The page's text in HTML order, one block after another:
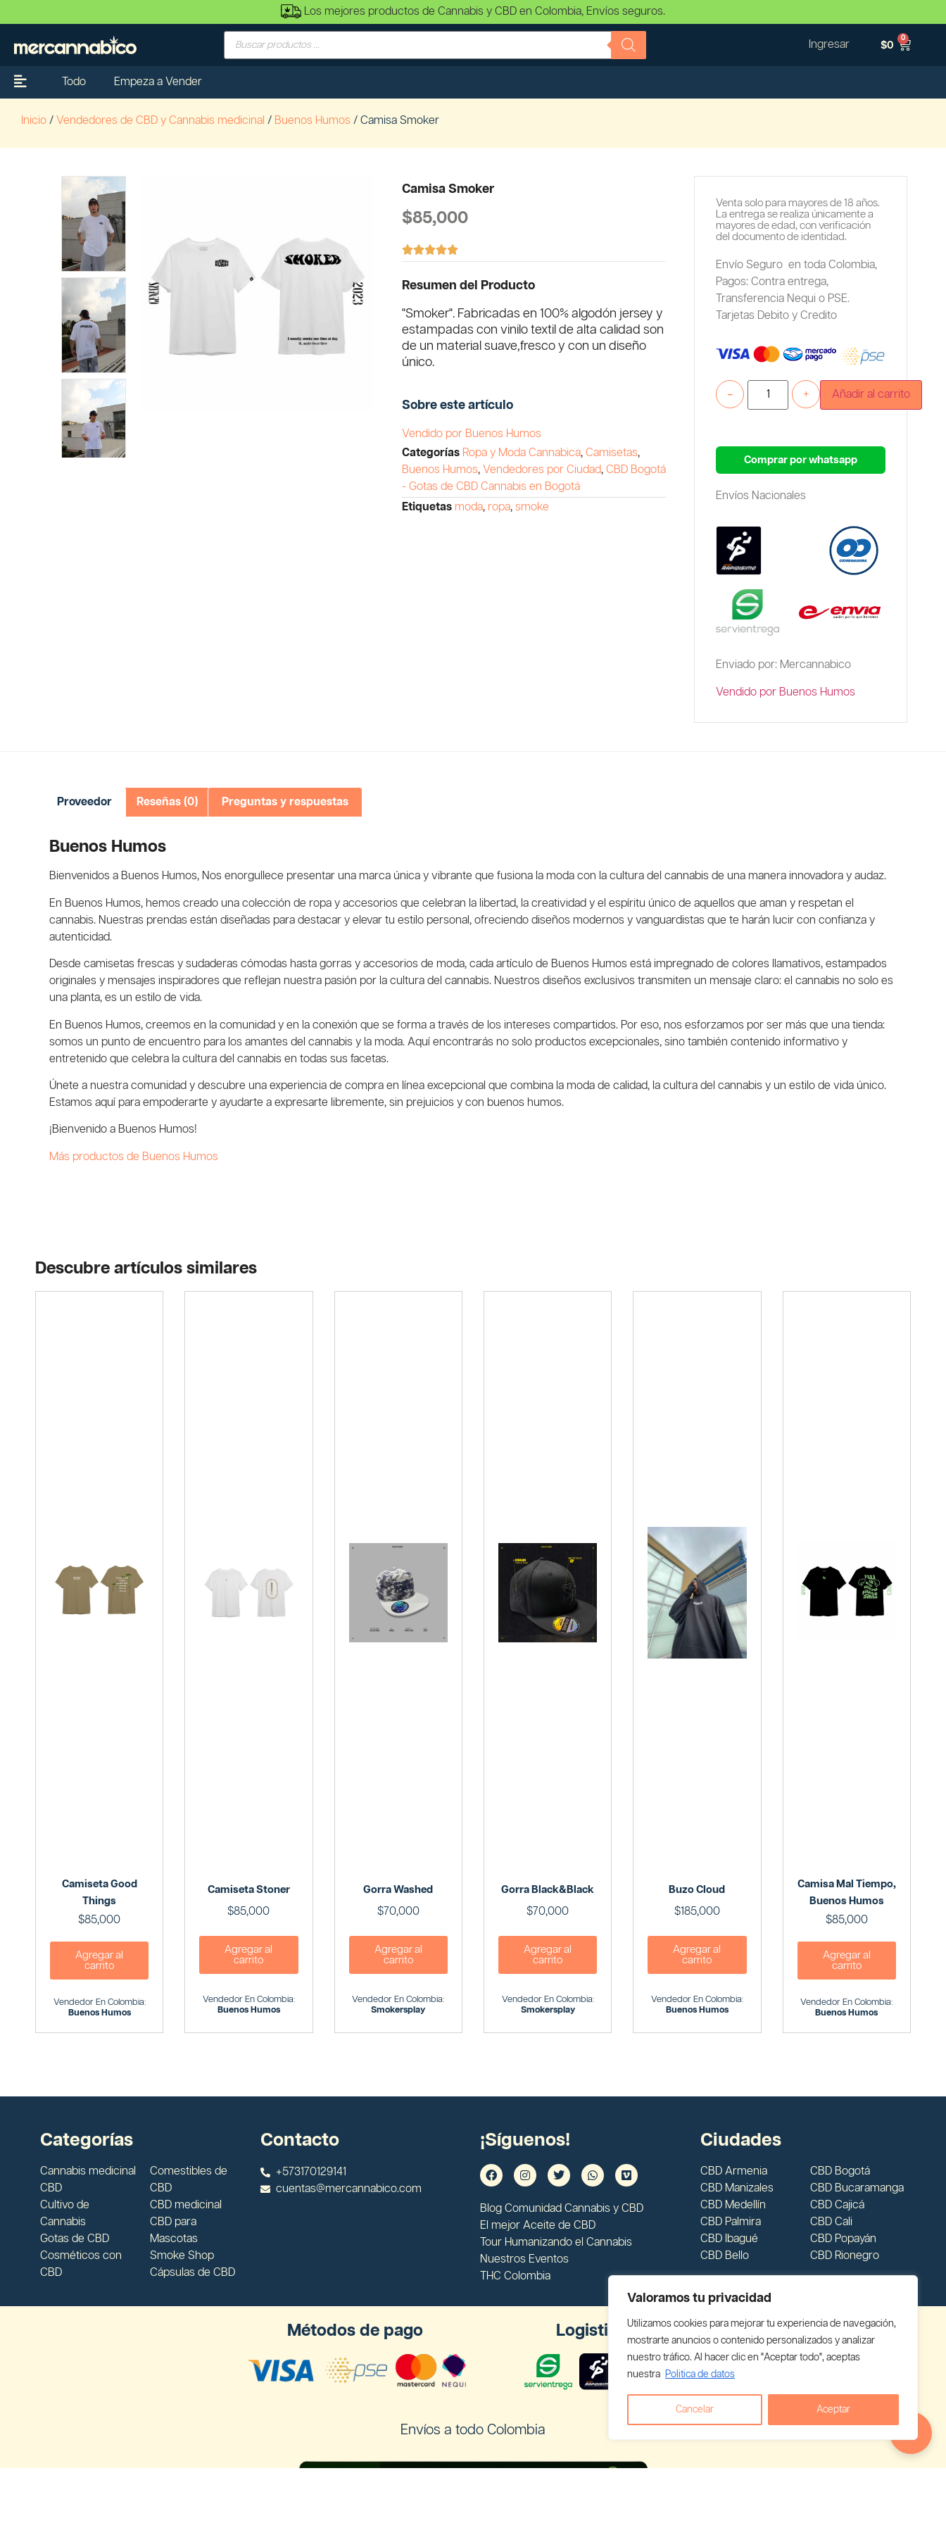
Valoramos tu privacidad
Utilizamos cookies para mejorar tu experiencia de navegación,
mostrarte anuncios o contenido personalizados y analizar
nuestro tráfico. Al hacer clic en "Aceptar todo", aceptas
nuestra Politica de datos
Cancelar Aceptar
Los mejores productos de Cannabis y CBD en Colombia, Envíos seguros.
Ingresar $0
0
Todo Empeza a Vender
Inicio / Vendedores de CBD y Cannabis medicinal / Buenos Humos / Camisa Smoker
Camisa Smoker
$85,000

Resumen del Producto
"Smoker". Fabricadas en 100% algodón jersey y
estampadas con vinilo textil de alta calidad son
de un material suave,fresco y con un diseño
único.
Sobre este artículo
Vendido por Buenos Humos
Categorías Ropa y Moda Cannabica,Camisetas,
Buenos Humos, Vendedores por Ciudad,CBD Bogotá
- Gotas de CBD Cannabis en Bogotá
Etiquetas moda, ropa,smoke
Venta solo para mayores de 18 años.
La entrega se realiza únicamente a
mayores de edad, con verificación
del documento de identidad.
Envío Seguro en toda Colombia,
Pagos: Contra entrega,
Transferencia Nequi o PSE.
Tarjetas Debito y Credito
+
- Añadir al carrito
Comprar por whatsapp
Envíos Nacionales
Enviado por: Mercannabico
Vendido por Buenos Humos
Proveedor Reseñas (0) Preguntas y respuestas
Buenos Humos
Bienvenidos a Buenos Humos, Nos enorgullece presentar una marca única y vibrante que fusiona la moda con la cultura del cannabis de una manera innovadora y audaz.
En Buenos Humos, hemos creado una colección de ropa y accesorios que celebran la libertad, la creatividad y el espíritu único de aquellos que aman y respetan el
cannabis. Nuestras prendas están diseñadas para destacar y elevar tu estilo personal, ofreciendo diseños modernos y vanguardistas que te harán lucir con confianza y
autenticidad.
Desde camisetas frescas y sudaderas cómodas hasta gorras y accesorios de moda, cada artículo de Buenos Humos está impregnado de colores llamativos, estampados
originales y mensajes inspiradores que reflejan nuestra pasión por la cultura del cannabis. Nuestros diseños exclusivos transmiten un mensaje claro: el cannabis no solo es
una planta, es un estilo de vida.
En Buenos Humos, creemos en la comunidad y en la conexión que se forma a través de los intereses compartidos. Por eso, nos esforzamos por ser más que una tienda:
somos un punto de encuentro para los amantes del cannabis y la moda. Aquí encontrarás no solo productos excepcionales, sino también contenido informativo y
entretenido que celebra la cultura del cannabis en todas sus facetas.
Únete a nuestra comunidad y descubre una experiencia de compra en línea excepcional que combina la moda de calidad, la cultura del cannabis y un estilo de vida único.
Estamos aquí para empoderarte y ayudarte a expresarte libremente, sin prejuicios y con buenos humos.
¡Bienvenido a Buenos Humos!
Más productos de Buenos Humos
Descubre artículos similares
Camiseta Good
Things
$85,000
Agregar al
carrito
Vendedor En Colombia:
Buenos Humos
Camiseta Stoner
$85,000
Agregar al
carrito
Vendedor En Colombia:
Buenos Humos
Gorra Washed
$70,000
Agregar al
carrito
Vendedor En Colombia:
Smokersplay
Gorra Black&black
$70,000
Agregar al
carrito
Vendedor En Colombia:
Smokersplay
Buzo Cloud
$185,000
Agregar al
carrito
Vendedor En Colombia:
Buenos Humos
Camisa Mal Tiempo,
Buenos Humos
$85,000
Agregar al
carrito
Vendedor En Colombia:
Buenos Humos
Categorías
Cannabis medicinal
CBD
Cultivo de
Cannabis
Gotas de CBD
Cosméticos con
CBD
Comestibles de
CBD
CBD medicinal
CBD para
Mascotas
Smoke Shop
Cápsulas de CBD
Contacto
+573170129141
cuentas@mercannabico.com
¡Síguenos!
Blog Comunidad Cannabis y CBD
El mejor Aceite de CBD
Tour Humanizando el Cannabis
Nuestros Eventos
THC Colombia
Ciudades
CBD Armenia
CBD Manizales
CBD Medellín
CBD Palmira
CBD Ibagué
CBD Bello
CBD Bogotá
CBD Bucaramanga
CBD Cajicá
CBD Cali
CBD Popayán
CBD Rionegro
Métodos de pago Logistica
Envíos a todo Colombia